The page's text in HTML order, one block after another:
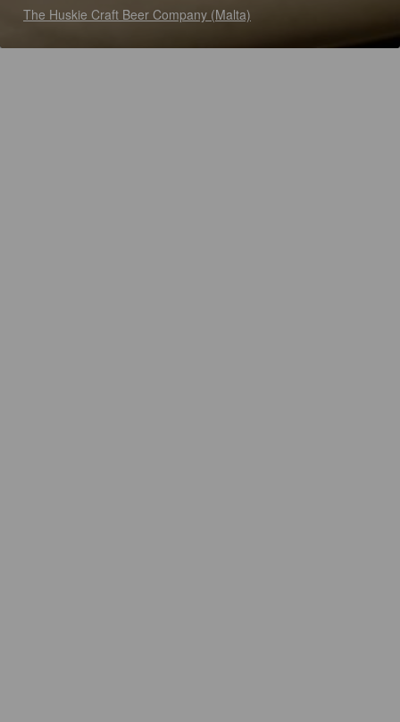
The Huskie Craft Beer Company (Malta)